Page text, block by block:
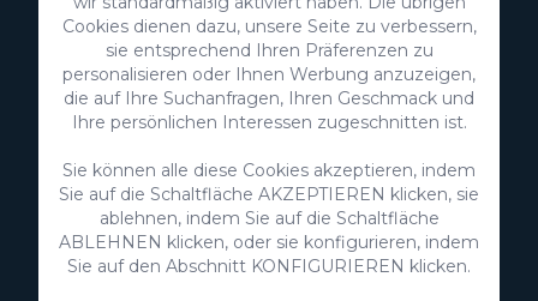
Cookies dienen dazu, unsere Seite zu verbessern,
sie entsprechend Ihren Präferenzen zu
personalisieren oder Ihnen Werbung anzuzeigen,
die auf Ihre Suchanfragen, Ihren Geschmack und
Ihre persönlichen Interessen zugeschnitten ist.
Sie können alle diese Cookies akzeptieren, indem
Sie auf die Schaltfläche AKZEPTIEREN klicken, sie
ablehnen, indem Sie auf die Schaltfläche
ABLEHNEN klicken, oder sie konfigurieren, indem
Sie auf den Abschnitt KONFIGURIEREN klicken.